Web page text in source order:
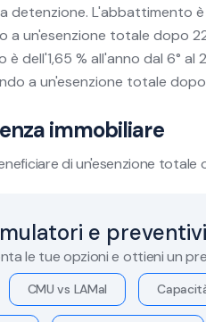
L'abbattimento è
a un'esenzione totale dopo
dell'1,65 % all'anno dal 6° al
a un'esenzione totale
immobiliare
di un'esenzione totale
e
le tue opzioni e ottieni un
CMU vs LAMal